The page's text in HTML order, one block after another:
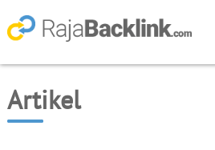
Artikel